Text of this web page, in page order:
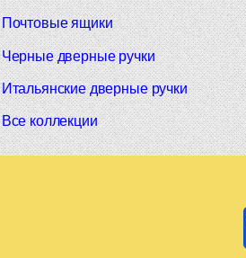
Почтовые ящики
Черные дверные ручки
Итальянские дверные ручки
Все коллекции